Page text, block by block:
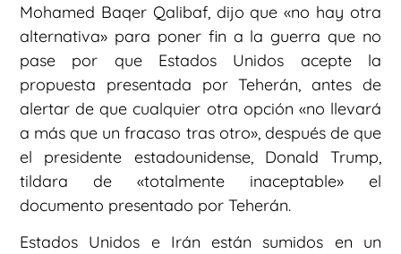
Mohamed Baqer Qalibaf, dijo que «no hay otra
alternativa» para poner fin a la guerra que no
pase por que Estados Unidos acepte la
propuesta presentada por Teherán, antes de
alertar de que cualquier otra opción «no llevará
a más que un fracaso tras otro», después de que
el presidente estadounidense, Donald Trump,
tildara de «totalmente inaceptable» el
documento presentado por Teherán.
Estados Unidos e Irán están sumidos en un